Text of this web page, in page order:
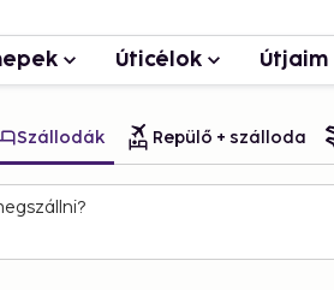
Úticélok Útjaim
Szállodák Repülő + szálloda